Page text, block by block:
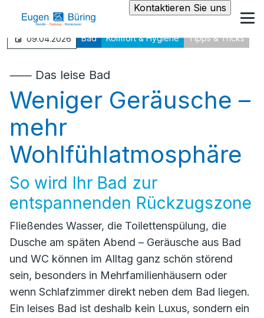
Kontaktieren Sie uns
09.04.2026 Bad Komfort & Hygiene Tipps & Tricks
⸺ Das leise Bad
Weniger Geräusche –
mehr
Wohlfühlatmosphäre
So wird Ihr Bad zur
entspannenden Rückzugszone
Fließendes Wasser, die Toilettenspülung, die
Dusche am späten Abend – Geräusche aus Bad
und WC können im Alltag ganz schön störend
sein, besonders in Mehrfamilienhäusern oder
wenn Schlafzimmer direkt neben dem Bad liegen.
Ein leises Bad ist deshalb kein Luxus, sondern ein